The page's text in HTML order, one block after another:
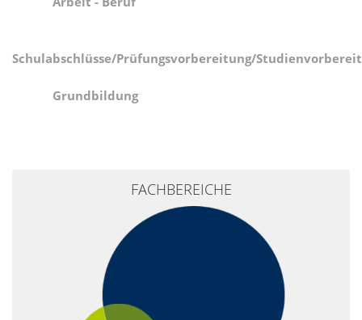
Schulabschlüsse/Prüfungsvorbereitung/
Grundbildung
FACHBEREICHE